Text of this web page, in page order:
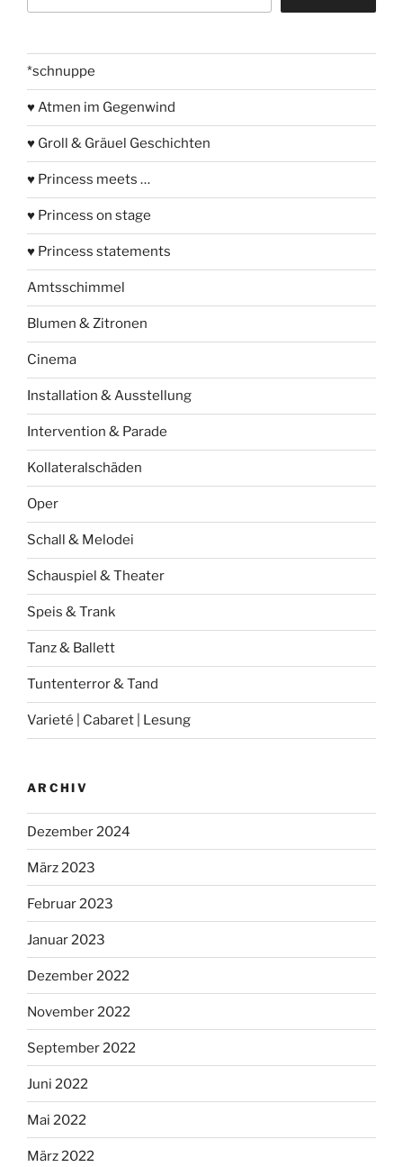
*schnuppe
♥ Atmen im Gegenwind
♥ Groll & Gräuel Geschichten
♥ Princess meets …
♥ Princess on stage
♥ Princess statements
Amtsschimmel
Blumen & Zitronen
Cinema
Installation & Ausstellung
Intervention & Parade
Kollateralschäden
Oper
Schall & Melodei
Schauspiel & Theater
Speis & Trank
Tanz & Ballett
Tuntenterror & Tand
Varieté | Cabaret | Lesung
ARCHIV
Dezember 2024
März 2023
Februar 2023
Januar 2023
Dezember 2022
November 2022
September 2022
Juni 2022
Mai 2022
März 2022